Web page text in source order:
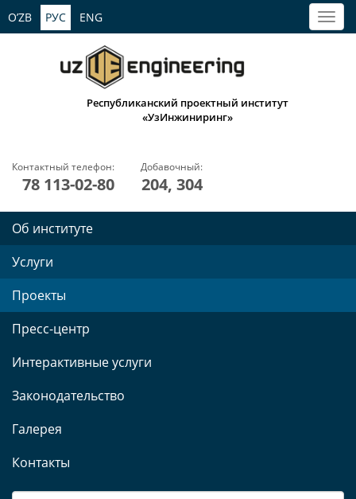
O’ZB РУС ENG
Республиканский проектный институт
«УзИнжиниринг»
Контактный телефон:
78 113-02-80
Добавочный:
204, 304
Об институте
Услуги
Проекты
Пресс-центр
Интерактивные услуги
Законодательство
Галерея
Контакты